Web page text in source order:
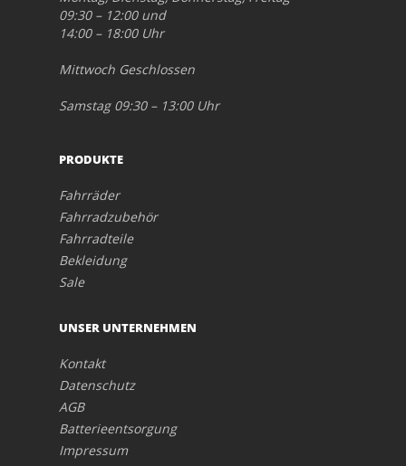
09:30 – 12:00 und
14:00 – 18:00 Uhr
Mittwoch Geschlossen
Samstag 09:30 – 13:00 Uhr
PRODUKTE
Fahrräder
Fahrradzubehör
Fahrradteile
Bekleidung
Sale
UNSER UNTERNEHMEN
Kontakt
Datenschutz
AGB
Batterieentsorgung
Impressum